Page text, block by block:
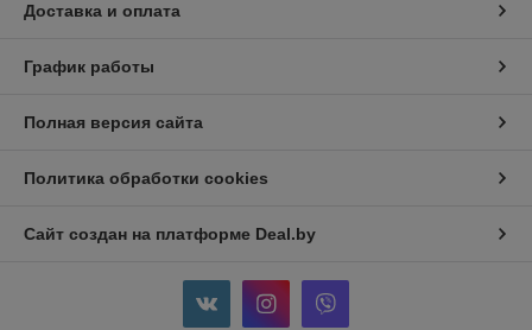
Доставка и оплата
График работы
Полная версия сайта
Политика обработки cookies
Сайт создан на платформе Deal.by